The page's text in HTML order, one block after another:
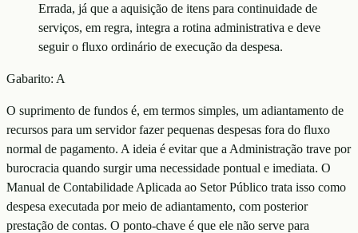
Errada, já que a aquisição de itens para continuidade de
serviços, em regra, integra a rotina administrativa e deve
seguir o fluxo ordinário de execução da despesa.
Gabarito: A
O suprimento de fundos é, em termos simples, um adiantamento de
recursos para um servidor fazer pequenas despesas fora do fluxo
normal de pagamento. A ideia é evitar que a Administração trave por
burocracia quando surgir uma necessidade pontual e imediata. O
Manual de Contabilidade Aplicada ao Setor Público trata isso como
despesa executada por meio de adiantamento, com posterior
prestação de contas. O ponto-chave é que ele não serve para